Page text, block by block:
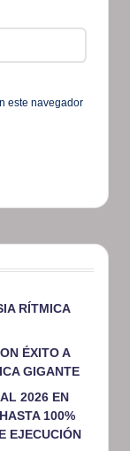
este navegador
RÍTMICA
ÉXITO A
GIGANTE
2026 EN
100%
EJECUCIÓN